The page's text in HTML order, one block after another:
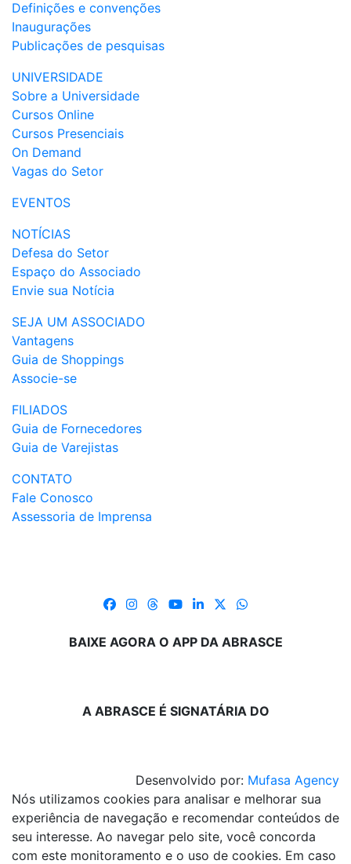
Definições e convenções
Inaugurações
Publicações de pesquisas
UNIVERSIDADE
Sobre a Universidade
Cursos Online
Cursos Presenciais
On Demand
Vagas do Setor
EVENTOS
NOTÍCIAS
Defesa do Setor
Espaço do Associado
Envie sua Notícia
SEJA UM ASSOCIADO
Vantagens
Guia de Shoppings
Associe-se
FILIADOS
Guia de Fornecedores
Guia de Varejistas
CONTATO
Fale Conosco
Assessoria de Imprensa
BAIXE AGORA O APP DA ABRASCE
A ABRASCE É SIGNATÁRIA DO
Desenvolvido por: Mufasa Agency
Nós utilizamos cookies para analisar e melhorar sua
experiência de navegação e recomendar conteúdos de
seu interesse. Ao navegar pelo site, você concorda
com este monitoramento e o uso de cookies. Em caso